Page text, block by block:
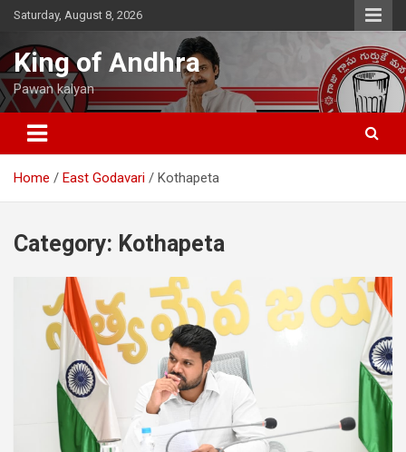
Skip
content
Saturday, August 8, 2026
King of Andhra
Pawan kalyan
Home East Godavari Kothapeta
Category: Kothapeta